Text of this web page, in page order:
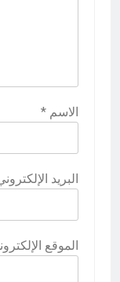
الاسم *
البريد
الموقع